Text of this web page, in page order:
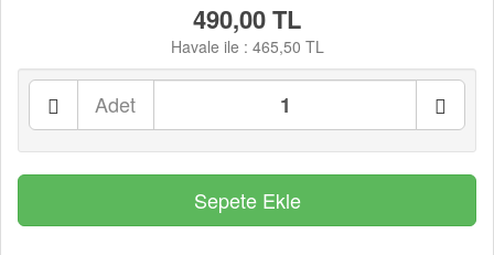
490,00 TL
Havale ile : 465,50 TL
Adet